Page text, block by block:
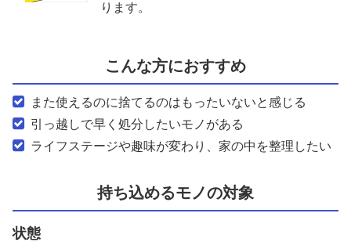
ります。
こんな方におすすめ
また使えるのに捨てるのはもったいないと感じる
引っ越しで早く処分したいモノがある
ライフステージや趣味が変わり、家の中を整理したい
持ち込めるモノの対象
状態